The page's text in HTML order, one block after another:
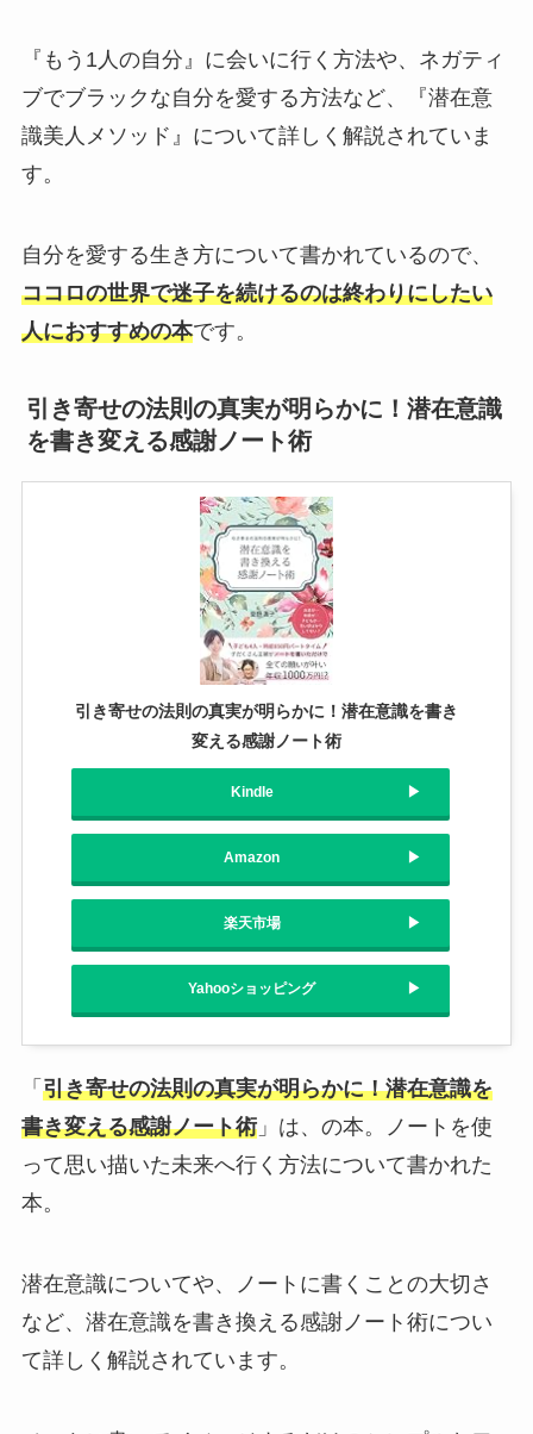
『もう1人の自分』に会いに行く方法や、ネガティ
ブでブラックな自分を愛する方法など、『潜在意
識美人メソッド』について詳しく解説されていま
す。
自分を愛する生き方について書かれているので、
ココロの世界で迷子を続けるのは終わりにしたい
人におすすめの本です。
引き寄せの法則の真実が明らかに！潜在意識
を書き変える感謝ノート術
引き寄せの法則の真実が明らかに！潜在意識を書き
変える感謝ノート術
Kindle
Amazon
楽天市場
Yahooショッピング
「 引き寄せの法則の真実が明らかに！潜在意識を
書き変える感謝ノート術」は、の本。ノートを使
って思い描いた未来へ行く方法について書かれた
本。
潜在意識についてや、ノートに書くことの大切さ
など、潜在意識を書き換える感謝ノート術につい
て詳しく解説されています。